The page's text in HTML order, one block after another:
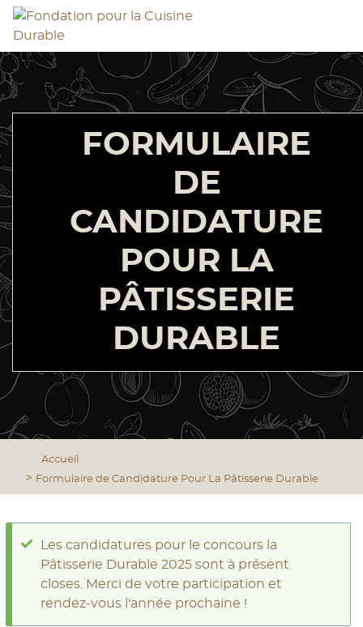
Aller
au
contenu
principal
Navigation
principale
FORMULAIRE
DE
CANDIDATURE
POUR LA
PÂTISSERIE
DURABLE
Accueil
Formulaire de Candidature Pour La Pâtisserie Durable
MESSAGE
D'ÉTAT
Les candidatures pour le concours la
Pâtisserie Durable 2025 sont à présent
closes. Merci de votre participation et
rendez-vous l'année prochaine !
Panneau de gestion des cookies